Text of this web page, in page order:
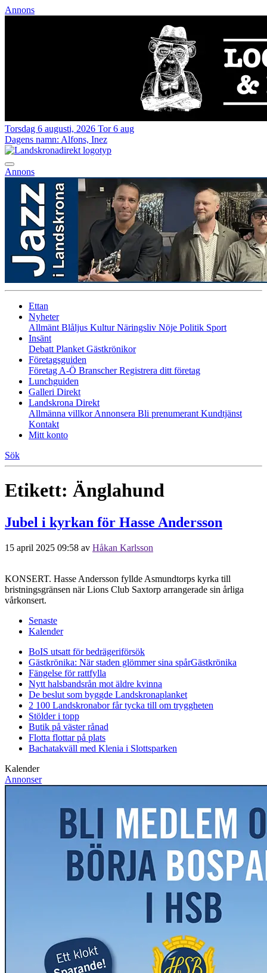
Annons
Torsdag 6 augusti, 2026 Tor 6 aug
Dagens namn: Alfons, Inez
Annons
Ettan
Nyheter
Allmänt Blåljus KulturNäringsliv Nöje Politik Sport
Insänt
Debatt Planket Gästkrönikor
Företagsguiden
Företag A-Ö BranscherRegistrera ditt företag
Lunchguiden
Galleri Direkt
Landskrona Direkt
Allmänna villkorAnnonsera Bli prenumerant Kundtjänst
Kontakt
Mitt konto
Sök
Etikett: Änglahund
Jubel i kyrkan för Hasse Andersson
15 april 2025 09:58 av Håkan Karlsson
KONSERT. Hasse Andersson fyllde Asmundtorps kyrka till
bristningsgränsen när Lions Club Saxtorp arrangerade sin årliga
vårkonsert.
Senaste
Kalender
BoIS utsatt för bedrägeriförsök
Gästkrönika: När staden glömmer sina spårGästkrönika
Fängelse för rattfylla
Nytt halsbandsrån mot äldre kvinna
De beslut som byggde Landskronaplanket
2 100 Landskronabor får tycka till om tryggheten
Stölder i topp
Butik på väster rånad
Flotta flottar på plats
Bachatakväll med Klenia i Slottsparken
Kalender
Annonser